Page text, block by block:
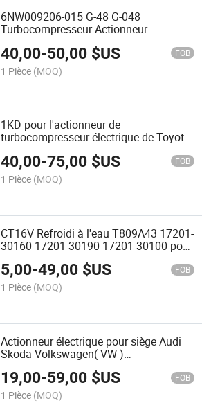
6NW009206-015 G-48 G-048
Turbocompresseur Actionneur
6C1Q6K682EC Land rover LR018396
40,00-50,00 $US FOB
1 Pièce (MOQ)
1KD pour l'actionneur de
turbocompresseur électrique de Toyota
Hilux 17201-30110 17201-OL040
89457-52010
40,00-75,00 $US FOB
1 Pièce (MOQ)
CT16V Refroidi à l'eau T809A43 17201-
30160 17201-30190 17201-30100 pour
l'actionneur électrique de
turbocompresseur Toyota
5,00-49,00 $US FOB
1 Pièce (MOQ)
Actionneur électrique pour siège Audi
Skoda Volkswagen( VW )
GTD1244MVZ CLHA 15G0755 813860
04L198716A 750825-0001 809278-001
turbocompresseur
19,00-59,00 $US FOB
1 Pièce (MOQ)